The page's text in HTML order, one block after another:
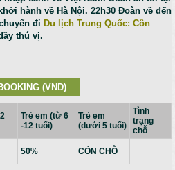
hành về Hà Nội. 22h30 Đoàn về đến
đi Du lịch Trung Quốc: Côn
thú vị.
(VND)
Trẻ em (từ 6
-12 tuổi)
Trẻ em
(dưới 5 tuổi)
Tình
trạng
chỗ
50% CÒN CHỖ